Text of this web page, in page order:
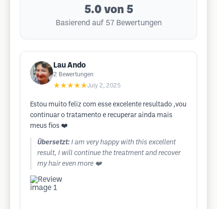
5.0 von 5
Basierend auf 57 Bewertungen
Lau Ando
2 Bewertungen
★★★★★July 2, 2025
Estou muito feliz com esse excelente resultado ,vou
continuar o tratamento e recuperar ainda mais
meus fios ❤️
Übersetzt: I am very happy with this excellent
result, I will continue the treatment and recover
my hair even more ❤️